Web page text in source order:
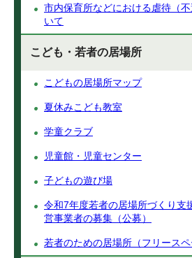
市内保育所などにおける虐待（
いて
こども・若者の居場所
こどもの居場所マップ
夏休みこども教室
学童クラブ
児童館・児童センター
子どもの遊び場
令和7年度若者の居場所づくり支
営事業者の募集（公募）
若者のための居場所（フリースペ